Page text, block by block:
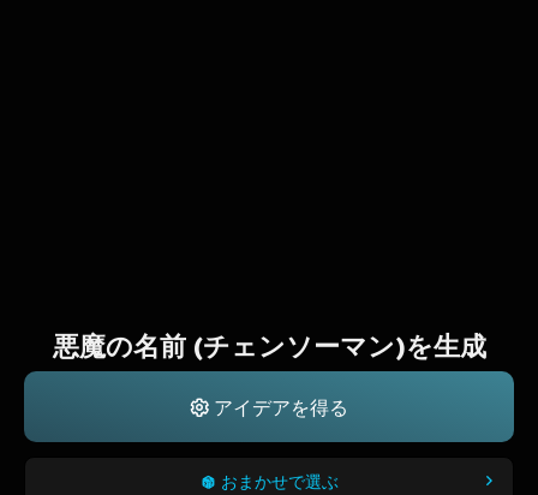
悪魔の名前 (チェンソーマン)を生成
アイデアを得る
おまかせで選ぶ